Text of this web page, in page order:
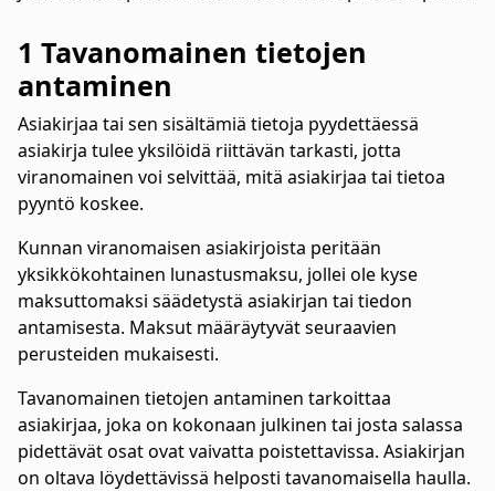
1 Tavanomainen tietojen
antaminen
Asiakirjaa tai sen sisältämiä tietoja pyydettäessä
asiakirja tulee yksilöidä riittävän tarkasti, jotta
viranomainen voi selvittää, mitä asiakirjaa tai tietoa
pyyntö koskee.
Kunnan viranomaisen asiakirjoista peritään
yksikkökohtainen lunastusmaksu, jollei ole kyse
maksuttomaksi säädetystä asiakirjan tai tiedon
antamisesta. Maksut määräytyvät seuraavien
perusteiden mukaisesti.
Tavanomainen tietojen antaminen tarkoittaa
asiakirjaa, joka on kokonaan julkinen tai josta salassa
pidettävät osat ovat vaivatta poistettavissa. Asiakirjan
on oltava löydettävissä helposti tavanomaisella haulla.